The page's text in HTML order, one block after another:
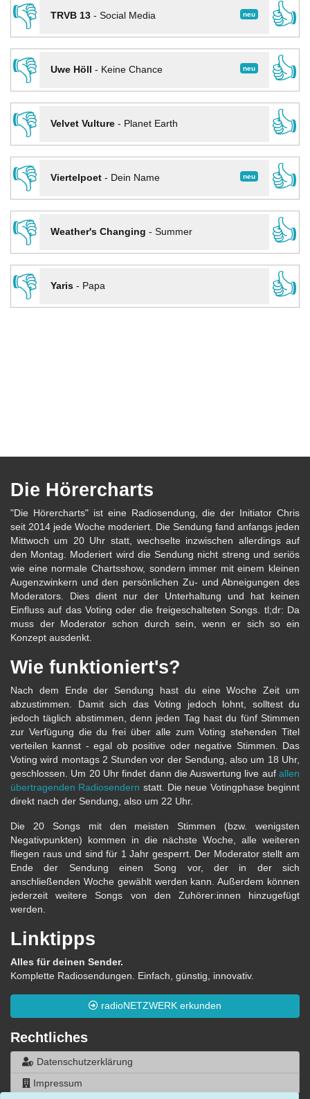
👎
neu
TRVB 13- Social Media
👍
👎
neu
Uwe Höll - Keine Chance
👍
👎
Velvet Vulture- Planet Earth
👍
👎
neu
Viertelpoet- Dein Name
👍
👎
Weather's Changing - Summer
👍
👎
Yaris- Papa 👍
Die Hörercharts
"Die Hörercharts" ist eine Radiosendung, die der Initiator Chris
seit 2014 jede Woche moderiert. Die Sendung fand anfangs jeden
Mittwoch um 20 Uhr statt, wechselte inzwischen allerdings auf
den Montag. Moderiert wird die Sendung nicht streng und seriös
wie eine normale Chartsshow, sondern immer mit einem kleinen
Augenzwinkern und den persönlichen Zu- und Abneigungen des
Moderators. Dies dient nur der Unterhaltung und hat keinen
Einfluss auf das Voting oder die freigeschalteten Songs. tl;dr: Da
muss der Moderator schon durch sein, wenn er sich so ein
Konzept ausdenkt.
Wie funktioniert's?
Nach dem Ende der Sendung hast du eine Woche Zeit um
abzustimmen. Damit sich das Voting jedoch lohnt, solltest du
jedoch täglich abstimmen, denn jeden Tag hast du fünf Stimmen
zur Verfügung die du frei über alle zum Voting stehenden Titel
verteilen kannst - egal ob positive oder negative Stimmen. Das
Voting wird montags 2 Stunden vor der Sendung, also um 18 Uhr,
geschlossen. Um 20 Uhr findet dann die Auswertung live auf allen
übertragenden Radiosendern statt. Die neue Votingphase beginnt
direkt nach der Sendung, also um 22 Uhr.
Die 20 Songs mit den meisten Stimmen (bzw. wenigsten
Negativpunkten) kommen in die nächste Woche, alle weiteren
fliegen raus und sind für 1 Jahr gesperrt. Der Moderator stellt am
Ende der Sendung einen Song vor, der in der sich
anschließenden Woche gewählt werden kann. Außerdem können
jederzeit weitere Songs von den Zuhörer:innen hinzugefügt
werden.
Linktipps
Alles für deinen Sender.
Komplette Radiosendungen. Einfach, günstig, innovativ.
radioNETZWERK erkunden
Rechtliches
Datenschutzerklärung
Impressum